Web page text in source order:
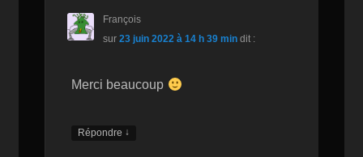
François
sur 23 juin 2022 à 14 h 39 min dit :
Merci beaucoup
Répondre ↓